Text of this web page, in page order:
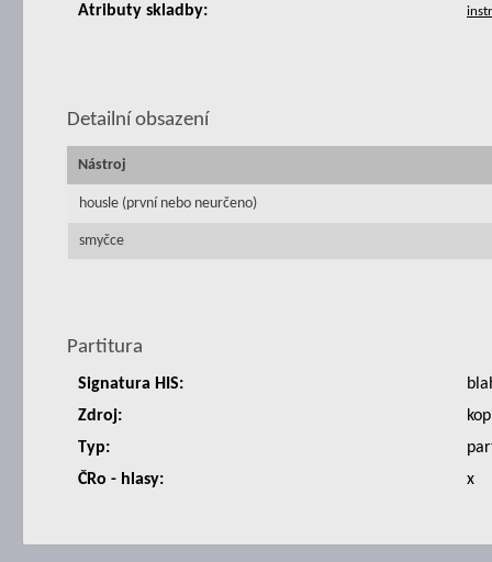
Atributy skladby:
Detailní obsazení
Nástroj
housle (první nebo neurčeno)
smyčce
Partitura
Signatura HIS:
Zdroj:
Typ:
ČRo - hlasy:
x